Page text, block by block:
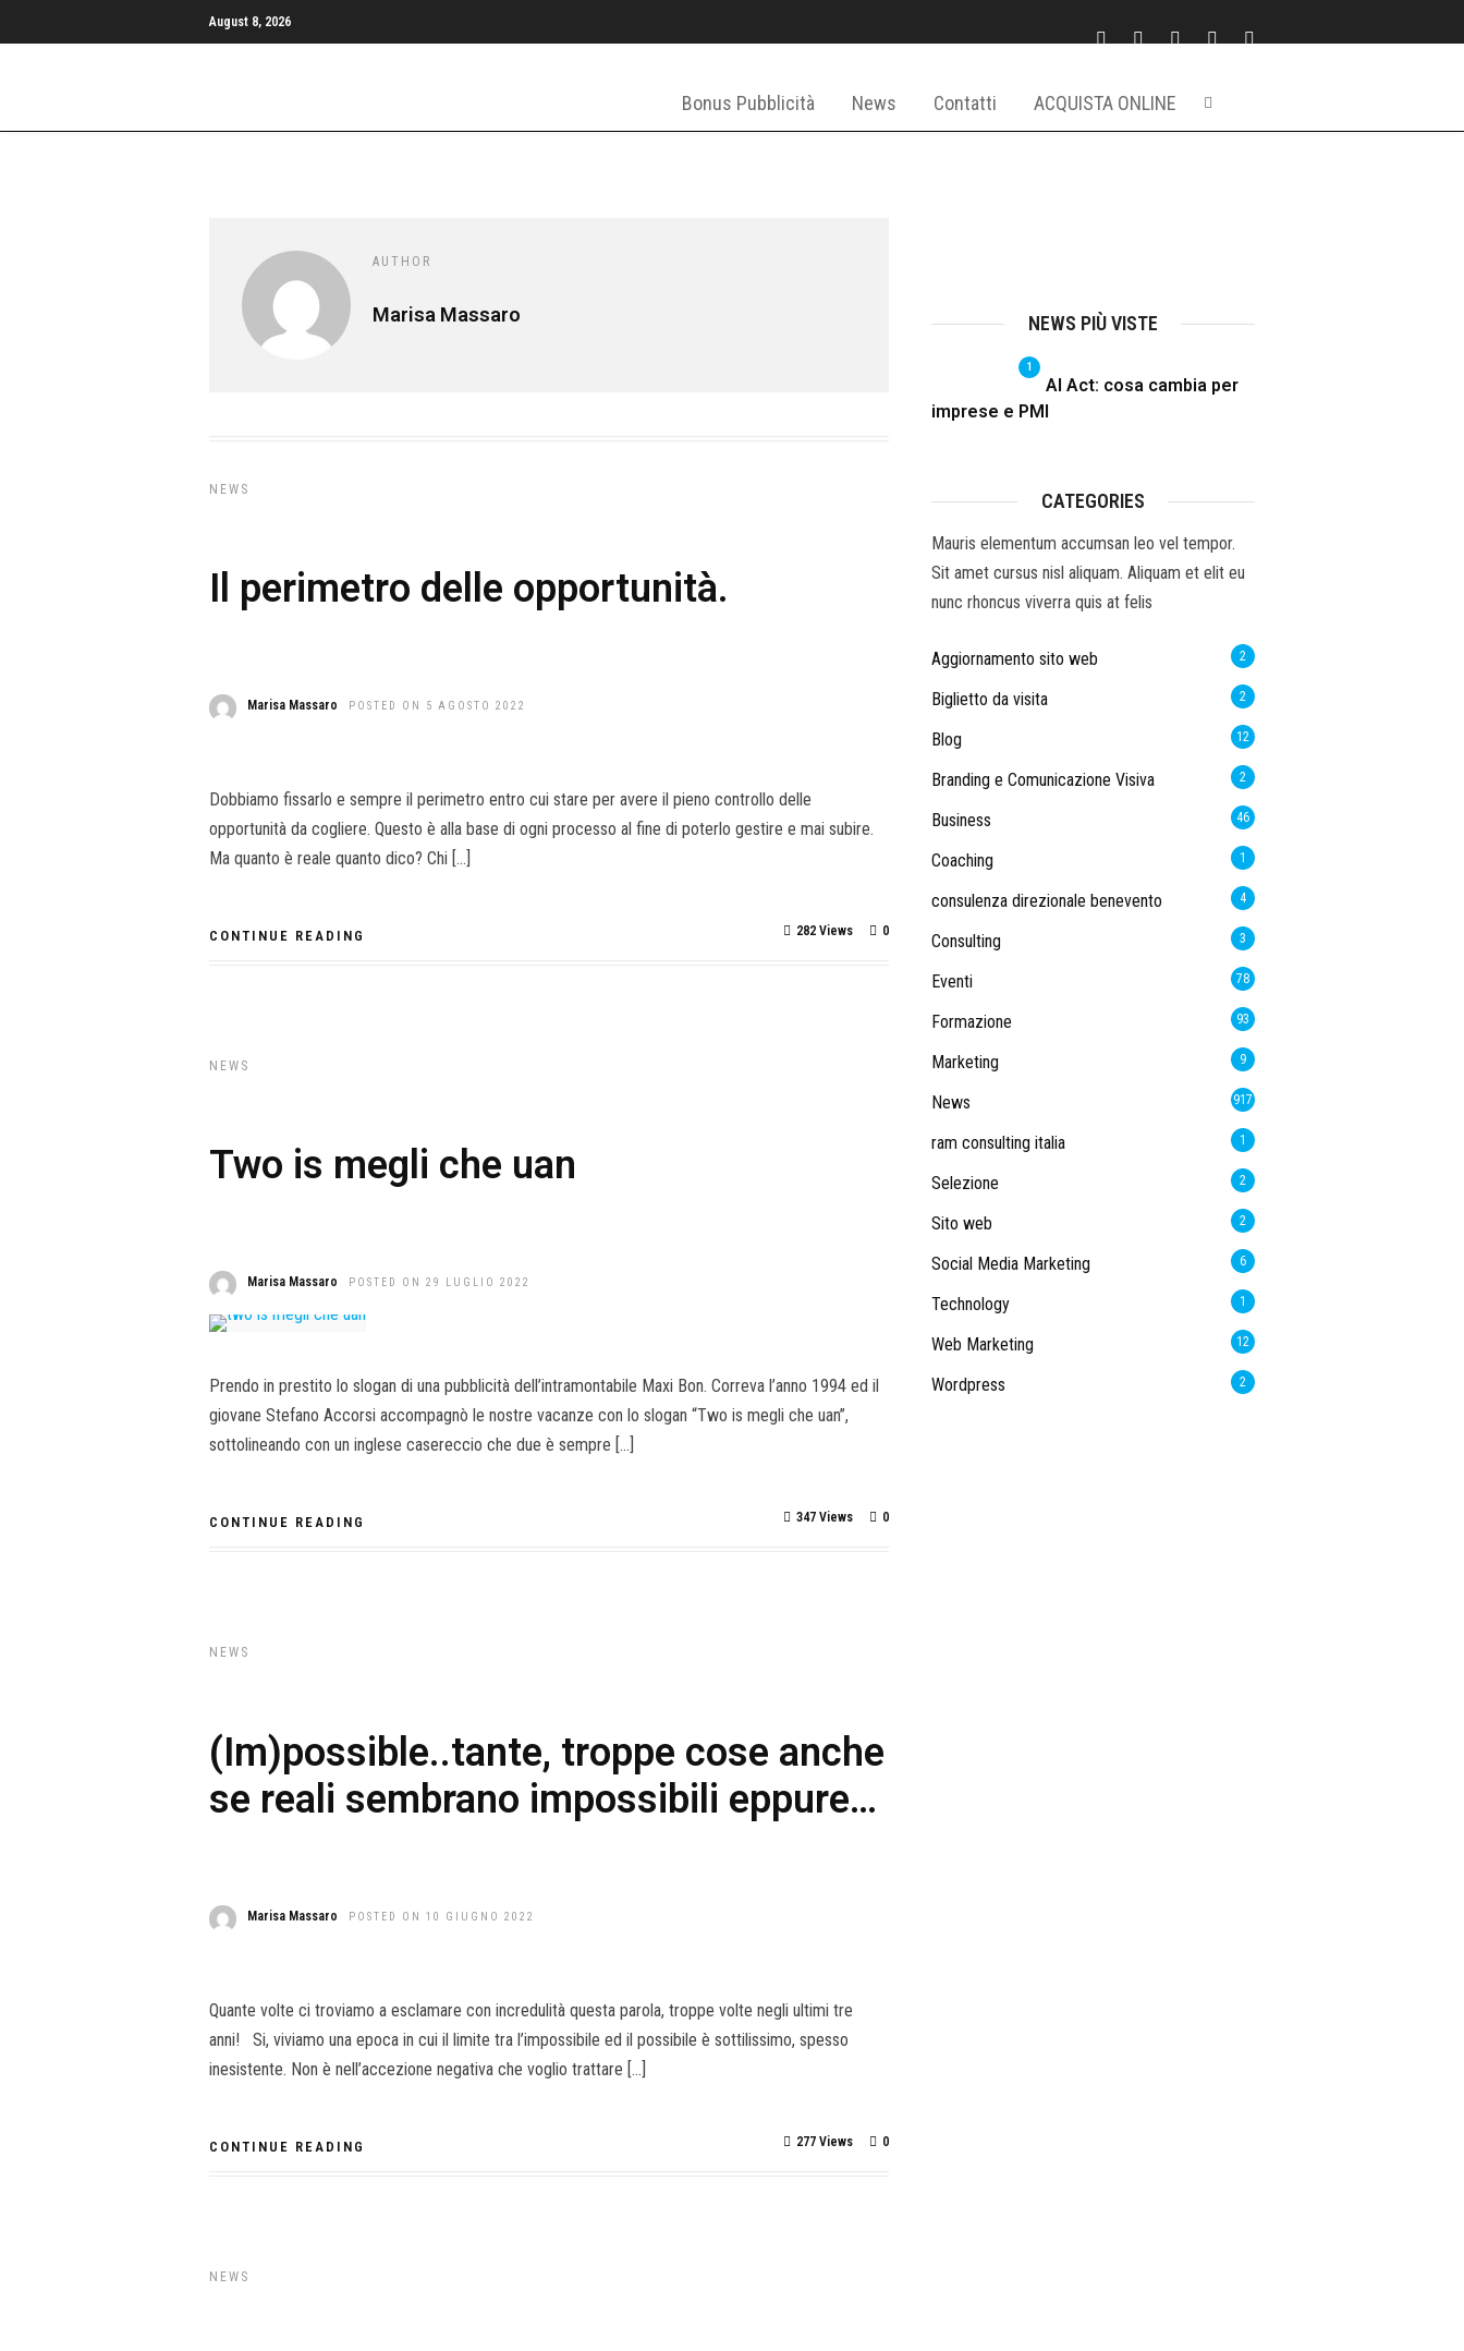
August 8, 2026
Bonus Pubblicità News Contatti ACQUISTA ONLINE
AUTHOR
Marisa Massaro
NEWS
Il perimetro delle opportunità.
Marisa Massaro POSTED ON 5 AGOSTO 2022
Dobbiamo fissarlo e sempre il perimetro entro cui stare per avere il pieno controllo delle
opportunità da cogliere. Questo è alla base di ogni processo al fine di poterlo gestire e mai subire.
Ma quanto è reale quanto dico? Chi […]
CONTINUE READING 0
282 Views
NEWS
Two is megli che uan
Marisa Massaro POSTED ON 29 LUGLIO 2022
Prendo in prestito lo slogan di una pubblicità dell’intramontabile Maxi Bon. Correva l’anno 1994 ed il
giovane Stefano Accorsi accompagnò le nostre vacanze con lo slogan “Two is megli che uan”,
sottolineando con un inglese casereccio che due è sempre […]
CONTINUE READING 0
347 Views
NEWS
(Im)possible..tante, troppe cose anche
se reali sembrano impossibili eppure…
Marisa Massaro POSTED ON 10 GIUGNO 2022
Quante volte ci troviamo a esclamare con incredulità questa parola, troppe volte negli ultimi tre
anni! Si, viviamo una epoca in cui il limite tra l’impossibile ed il possibile è sottilissimo, spesso
inesistente. Non è nell’accezione negativa che voglio trattare […]
CONTINUE READING 0
277 Views
NEWS
NEWS PIÙ VISTE
1
AI Act: cosa cambia per
imprese e PMI
CATEGORIES
Mauris elementum accumsan leo vel tempor.
Sit amet cursus nisl aliquam. Aliquam et elit eu
nunc rhoncus viverra quis at felis
Aggiornamento sito web 2
Biglietto da visita 2
Blog 12
Branding e Comunicazione Visiva 2
Business 46
Coaching 1
consulenza direzionale benevento 4
Consulting 3
Eventi 78
Formazione 93
Marketing 9
News 917
ram consulting italia 1
Selezione 2
Sito web 2
Social Media Marketing 6
Technology 1
Web Marketing 12
Wordpress 2